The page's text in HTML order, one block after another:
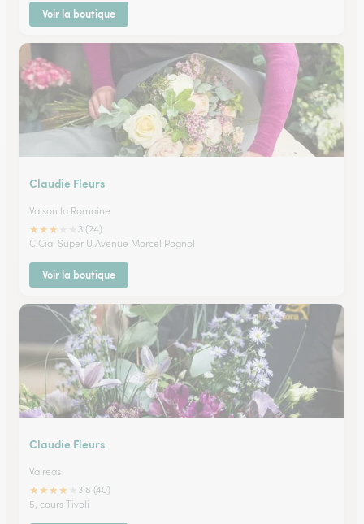
Voir la boutique
Claudie Fleurs
Vaison la Romaine
★★★
3 (24)
C.Cial Super U Avenue Marcel Pagnol
Voir la boutique
Claudie Fleurs
Valreas
★★★★
3.8 (40)
5, cours Tivoli